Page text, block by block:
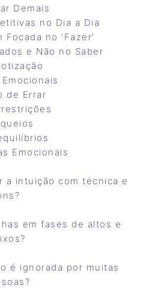
Demais
no Dia a Dia
no ‘Fazer’
e Não no Saber
de Errar
Emocionais
a intuição com técnica e
em fases de altos e
é ignorada por muitas